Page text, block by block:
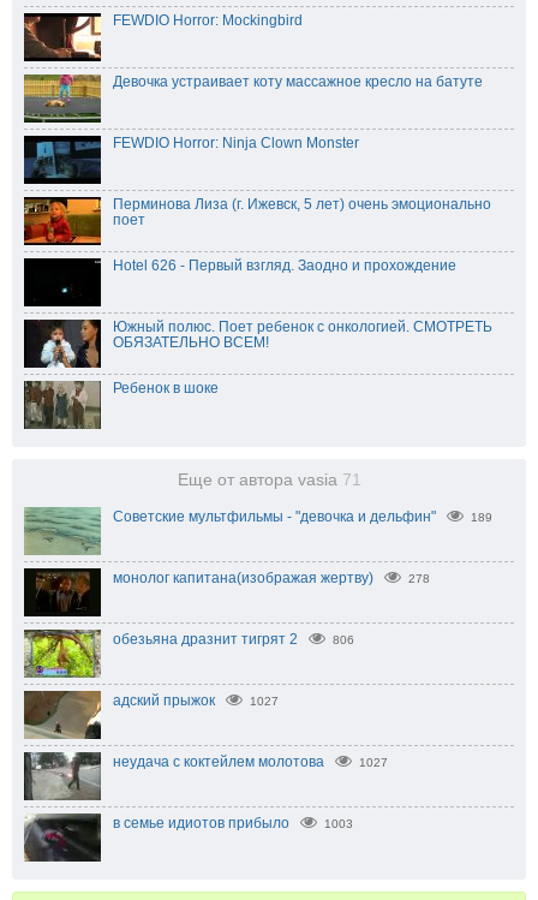
FEWDIO Horror: Mockingbird
Девочка устраивает коту массажное кресло на батуте
FEWDIO Horror: Ninja Clown Monster
Перминова Лиза (г. Ижевск, 5 лет) очень эмоционально
поет
Hotel 626 - Первый взгляд. Заодно и прохождение
Южный полюс. Поет ребенок с онкологией. СМОТРЕТЬ
ОБЯЗАТЕЛЬНО ВСЕМ!
Ребенок в шоке
Еще от автора vasia 71
Советские мультфильмы - "девочка и дельфин" 189
монолог капитана(изображая жертву) 278
обезьяна дразнит тигрят 2 806
адский прыжок 1027
неудача с коктейлем молотова 1027
в семье идиотов прибыло 1003